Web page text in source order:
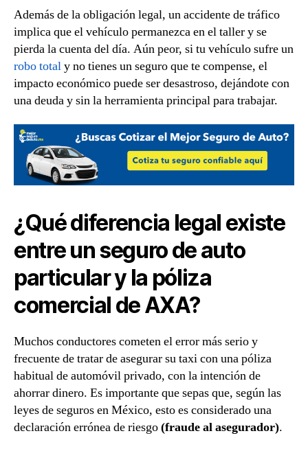
Además de la obligación legal, un accidente de tráfico
implica que el vehículo permanezca en el taller y se
pierda la cuenta del día. Aún peor, si tu vehículo sufre un
robo totaly no tienes un seguro que te compense, el
impacto económico puede ser desastroso, dejándote con
una deuda y sin la herramienta principal para trabajar.
¿Qué diferencia legal existe
entre un seguro de auto
particular y la póliza
comercial de AXA?
Muchos conductores cometen el error más serio y
frecuente de tratar de asegurar su taxi con una póliza
habitual de automóvil privado, con la intención de
ahorrar dinero. Es importante que sepas que, según las
leyes de seguros en México, esto es considerado una
declaración errónea de riesgo(fraude al asegurador).